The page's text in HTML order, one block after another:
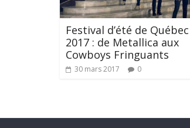
Festival d’été de Québec
2017 : de Metallica aux
Cowboys Fringuants
30 mars 2017 0